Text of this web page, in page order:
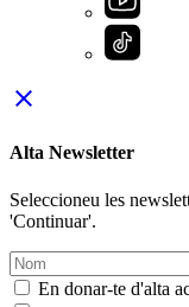
close
Alta Newsletter
Seleccioneu les
'Continuar'.
En donar-te d'alta